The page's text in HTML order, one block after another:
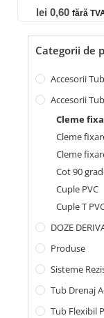
Categorii de
Accesorii
Accesorii
Cleme
Cleme
Cleme
Cot 90
Cuple PVC
Cuple T
DOZE
Produse
Sisteme
Tub Drenaj
Tub Flexibil
lei 0,60 fără